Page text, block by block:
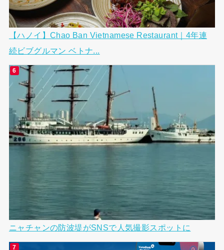
【ハノイ】Chao Ban Vietnamese Restaurant｜4年連
続ビブグルマン ベトナ...
ニャチャンの防波堤がSNSで人気撮影スポットに